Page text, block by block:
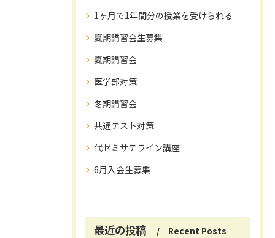
1ヶ月で1年間分の授業を受けられる
夏期講習会生募集
夏期講習会
医学部対策
冬期講習会
共通テスト対策
代ゼミサテライン講座
6月入会生募集
最近の投稿 Recent Posts